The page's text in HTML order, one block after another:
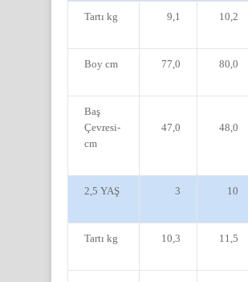
Tartı kg 9,1 10,2
Boy cm 77,0 80,0
Baş
Çevresi-
cm
47,0 48,0
2,5 YAŞ 3 10
Tartı kg 10,3 11,5